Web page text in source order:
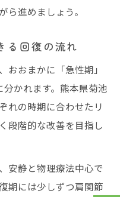
ら進めましょう。
る回復の流れ
おおまかに「急性期」
分かれます。熊本県菊池
れの時期に合わせたリ
段階的な改善を目指し
安静と物理療法中心で
期には少しずつ肩関節